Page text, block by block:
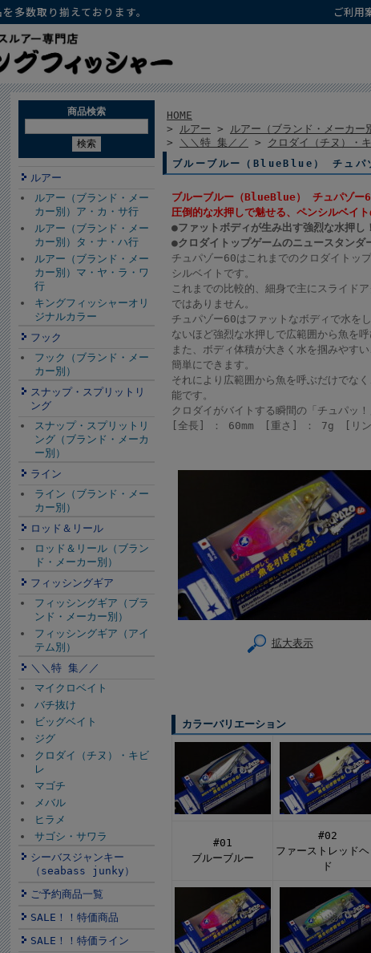
多数取り揃えております。 ご利用
商品検索
ルアー
ルアー（ブランド・メー
カー別）ア・カ・サ行
ルアー（ブランド・メー
カー別）タ・ナ・ハ行
ルアー（ブランド・メー
カー別）マ・ヤ・ラ・ワ
行
キングフィッシャーオリ
ジナルカラー
フック
フック（ブランド・メー
カー別）
スナップ・スプリットリ
ング
スナップ・スプリットリ
ング（ブランド・メーカ
ー別）
ライン
ライン（ブランド・メー
カー別）
ロッド＆リール
ロッド＆リール（ブラン
ド・メーカー別）
フィッシングギア
フィッシングギア（ブラ
ンド・メーカー別）
フィッシングギア（アイ
テム別）
＼＼特 集／／
マイクロベイト
バチ抜け
ビッグベイト
ジグ
クロダイ（チヌ）・キビ
レ
マゴチ
メバル
ヒラメ
サゴシ・サワラ
シーバスジャンキー
（seabass junky）
ご予約商品一覧
SALE！！特価商品
SALE！！特価ライン
HOME
> ルアー > ルアー（ブランド・メーカー
>
＼＼特 集／／ > クロダイ（チヌ）・
ブルーブルー（BlueBlue） チュ
ブルーブルー（BlueBlue） チュパゾー
圧倒的な水押しで魅せる、ペンシルベイト
●ファットボディが生み出す強烈な水押し！
●クロダイトップゲームのニュースタンダ
チュパゾー60はこれまでのクロダイトッ
シルベイトです。
これまでの比較的、細身で主にスライド
ではありません。
チュパゾー60はファットなボディで水を
ないほど強烈な水押しで広範囲から魚を呼
また、ボディ体積が大きく水を掴みやす
簡単にできます。
それにより広範囲から魚を呼ぶだけでな
能です。
クロダイがバイトする瞬間の「チュパッ
[全長] ： 60mm [重さ] ： 7g [リ
拡大表示
カラーバリエーション
#01
ブルーブルー
#02
ファーストレッドヘ
ド